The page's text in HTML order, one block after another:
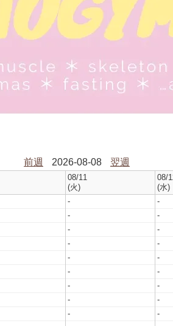
前週 2026-08-08 翌週
08/11
(火)
08/
(水)
- -
- -
- -
- -
- -
- -
- -
- -
- -